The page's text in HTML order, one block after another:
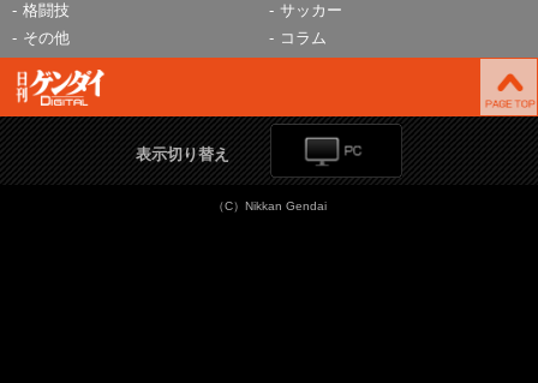
格闘技
サッカー
その他
コラム
表示切り替え
（C）Nikkan Gendai